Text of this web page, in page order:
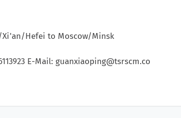
Xi'an/Hefei to Moscow/Minsk
E-Mail: guanxiaoping@tsrscm.co